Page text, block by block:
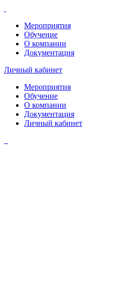
Мероприятия
Обучение
О компании
Документация
Личный кабинет
Мероприятия
Обучение
О компании
Документация
Личный кабинет